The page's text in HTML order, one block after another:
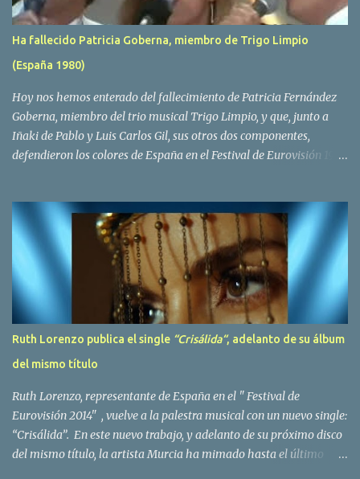
propia Amaia Saizar, que tras su abandono de Trigo Limpio,
recibió por parte de la discografica Hispavox el encargo de crear
un nuevo grupo, reclutando al duo de amigos y a la ex modelo
Yolanda Hoyos. Con los cuatro surgió en el año 1982 el grupo
Ha fallecido Patricia Goberna, miembro de Trigo Limpio
(España 1980)
Hoy nos hemos enterado del fallecimiento de Patricia Fernández
Goberna, miembro del trio musical Trigo Limpio, y que, junto a
Iñaki de Pablo y Luis Carlos Gil, sus otros dos componentes,
defendieron los colores de España en el Festival de Eurovisión 1980
padeciendo desde hace tiempo. Patricia Fernández Goberna,
nacida en 1957, entró a formar parte de la formación musical
antes mencionada en el año 1979 sustituyendo a Amaya Saizar. Es
el año 1980 cuando son elegidos para representar a España en
Dublín donde, con su tema Quedate esta noche, obtienen el puesto
12 de 19 países. Tras esta participación graban en Estados Unidos
el disco Entrañablemente , abriendole las puertas del éxito en
America Latina, en especial en Mexico, en donde pasan largas
temporadas. En Trigo Limpio permanecerá hasta el año 1988,
Ruth Lorenzo publica el single “Crisálida“, adelanto de su álbum
del mismo título
Ruth Lorenzo, representante de España en el " Festival de
Eurovisión 2014" , vuelve a la palestra musical con un nuevo single:
“Crisálida”. En este nuevo trabajo, y adelanto de su próximo disco
del mismo título, la artista Murcia ha mimado hasta el último